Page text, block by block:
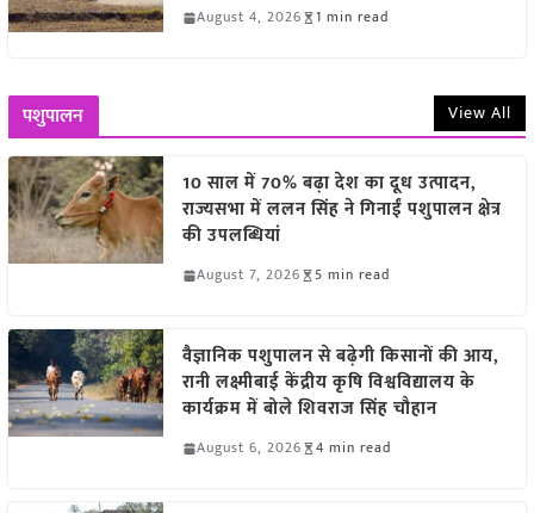
August 4, 2026 1 min read
पशुपालन View All
10 साल में 70% बढ़ा देश का दूध उत्पादन,
राज्यसभा में ललन सिंह ने गिनाईं पशुपालन क्षेत्र
की उपलब्धियां
August 7, 2026 5 min read
वैज्ञानिक पशुपालन से बढ़ेगी किसानों की आय,
रानी लक्ष्मीबाई केंद्रीय कृषि विश्वविद्यालय के
कार्यक्रम में बोले शिवराज सिंह चौहान
August 6, 2026 4 min read